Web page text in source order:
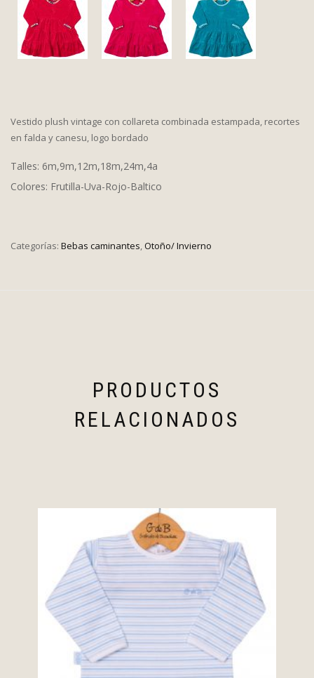
Vestido plush vintage con collareta combinada estampada, recortes
en falda y canesu, logo bordado
Talles: 6m,9m,12m,18m,24m,4a
Colores: Frutilla-Uva-Rojo-Baltico
Categorías: Bebas caminantes,Otoño/ Invierno
PRODUCTOS
RELACIONADOS